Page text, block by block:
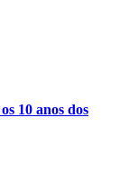
10 anos dos